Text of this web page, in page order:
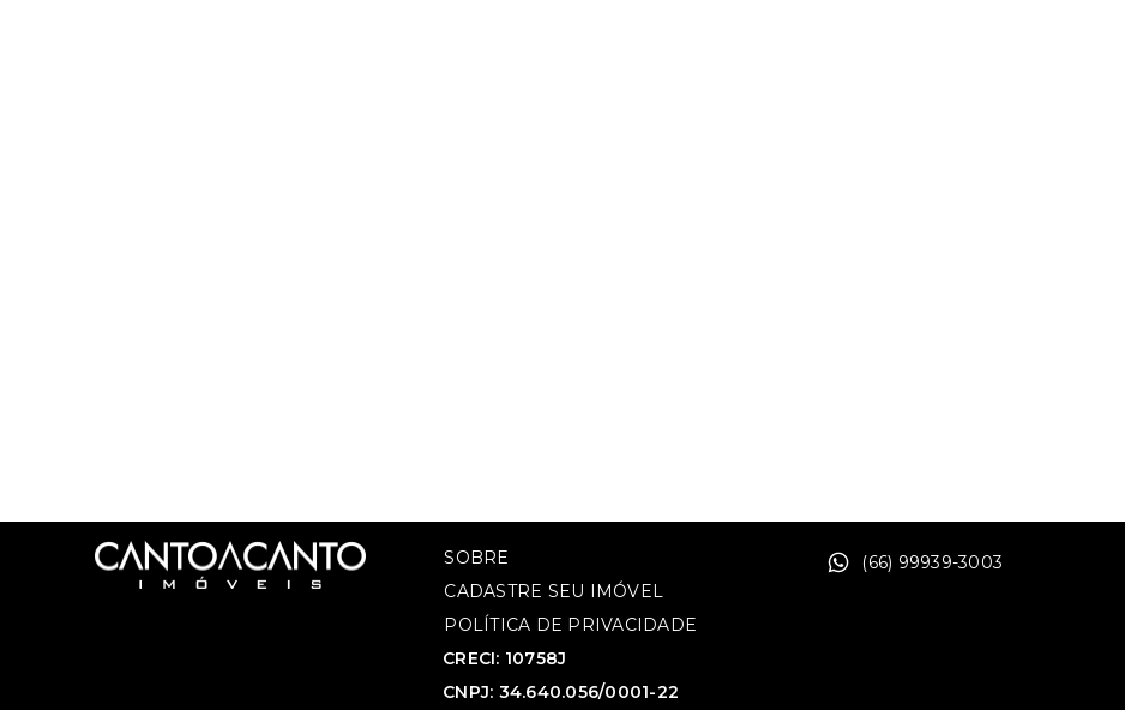
SOBRE
CADASTRE SEU IMÓVEL
POLÍTICA DE PRIVACIDADE
CRECI: 10758J
CNPJ: 34.640.056/0001-22
(66) 99939-3003